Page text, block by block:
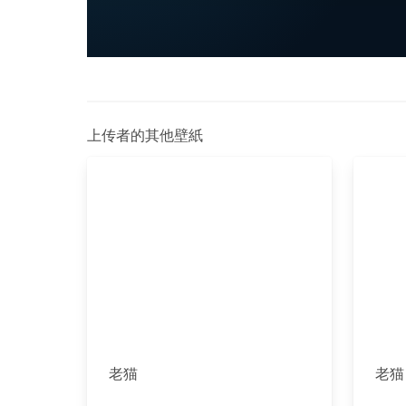
上传者的其他壁紙
老猫 老猫